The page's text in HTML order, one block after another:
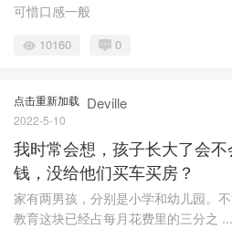
可惜口感一般
10160 0
点击重新加载 Deville
2022-5-10
我时常会想，孩子长大了会
钱，没给他们买车买房？
家有两男孩，分别是小学和幼儿园。
教育这块已经占每月花费里的三分之 ...